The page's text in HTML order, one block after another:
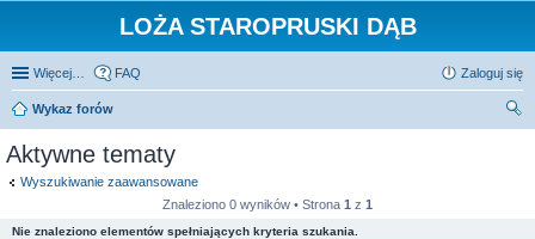
LOŻA STAROPRUSKI DĄB
Więcej… FAQ Zaloguj się
Wykaz forów
Aktywne tematy
Wyszukiwanie zaawansowane
Znaleziono 0 wyników • Strona 1 z 1
Nie znaleziono elementów spełniających kryteria szukania.